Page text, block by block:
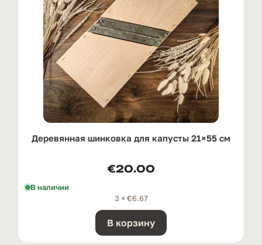
Деревянная шинковка для капусты 21×55 см
€20.00
В наличии
3 × €6.67
В корзину